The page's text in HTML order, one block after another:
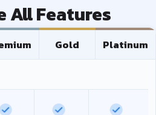
All Features
Gold Platinum